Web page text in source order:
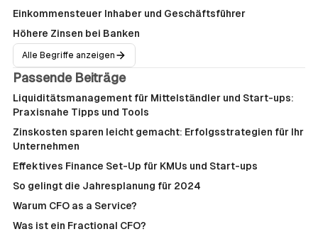
Einkommensteuer Inhaber und Geschäftsführer
Höhere Zinsen bei Banken
Alle Begriffe anzeigen
Passende Beiträge
Liquiditätsmanagement für Mittelständler und Start-ups:
Praxisnahe Tipps und Tools
Zinskosten sparen leicht gemacht: Erfolgsstrategien für Ihr
Unternehmen
Effektives Finance Set-Up für KMUs und Start-ups
So gelingt die Jahresplanung für 2024
Warum CFO as a Service?
Was ist ein Fractional CFO?